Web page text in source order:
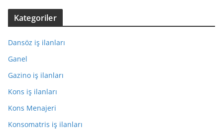
Kategoriler
Dansöz iş ilanları
Ganel
Gazino iş ilanları
Kons iş ilanları
Kons Menajeri
Konsomatris iş ilanları